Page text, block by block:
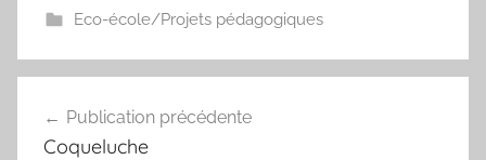
Eco-école/Projets pédagogiques
de
Publication précédente
Coqueluche